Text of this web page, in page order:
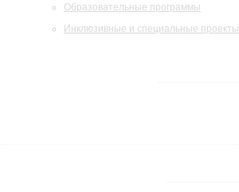
Образовательные программы
Инклюзивные и специальные проекты